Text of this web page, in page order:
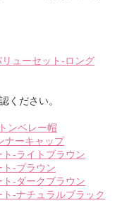
ューセット-ロング
ください。
ンベレー帽
ナーキャップ
-ライトブラウン
-ブラウン
-ダークブラウン
-ナチュラルブラック